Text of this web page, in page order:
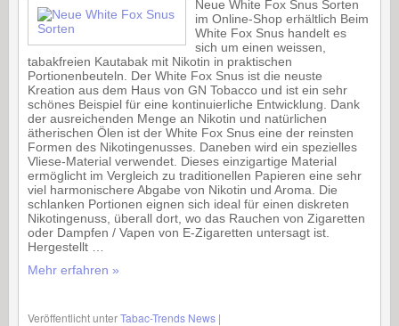
Neue White Fox Snus Sorten
im Online-Shop erhältlich Beim
White Fox Snus handelt es
sich um einen weissen,
tabakfreien Kautabak mit Nikotin in praktischen
Portionenbeuteln. Der White Fox Snus ist die neuste
Kreation aus dem Haus von GN Tobacco und ist ein sehr
schönes Beispiel für eine kontinuierliche Entwicklung. Dank
der ausreichenden Menge an Nikotin und natürlichen
ätherischen Ölen ist der White Fox Snus eine der reinsten
Formen des Nikotingenusses. Daneben wird ein spezielles
Vliese-Material verwendet. Dieses einzigartige Material
ermöglicht im Vergleich zu traditionellen Papieren eine sehr
viel harmonischere Abgabe von Nikotin und Aroma. Die
schlanken Portionen eignen sich ideal für einen diskreten
Nikotingenuss, überall dort, wo das Rauchen von Zigaretten
oder Dampfen / Vapen von E-Zigaretten untersagt ist.
Hergestellt …
Mehr erfahren »
Veröffentlicht unterTabac-Trends News |